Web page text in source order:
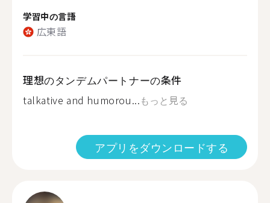
学習中の言語
広東語
理想のタンデムパートナーの条件
talkative and humorou...もっと見る
アプリをダウンロードする